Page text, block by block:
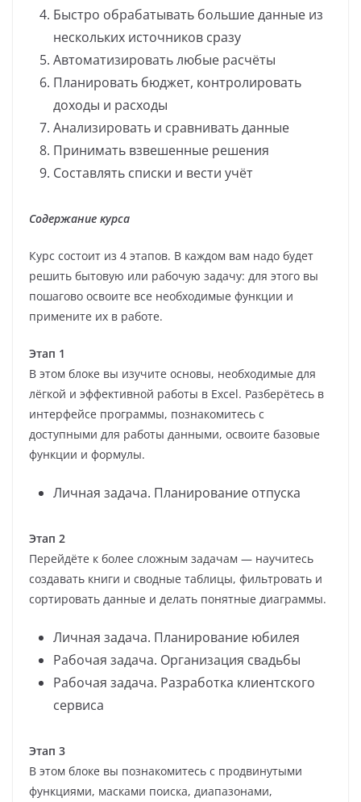
Быстро обрабатывать большие данные из
нескольких источников сразу
Автоматизировать любые расчёты
Планировать бюджет, контролировать
доходы и расходы
Анализировать и сравнивать данные
Принимать взвешенные решения
Составлять списки и вести учёт
Содержание курса
Курс состоит из 4 этапов. В каждом вам надо будет
решить бытовую или рабочую задачу: для этого вы
пошагово освоите все необходимые функции и
примените их в работе.
Этап 1
В этом блоке вы изучите основы, необходимые для
лёгкой и эффективной работы в Excel. Разберётесь в
интерфейсе программы, познакомитесь с
доступными для работы данными, освоите базовые
функции и формулы.
Личная задача. Планирование отпуска
Этап 2
Перейдёте к более сложным задачам — научитесь
создавать книги и сводные таблицы, фильтровать и
сортировать данные и делать понятные диаграммы.
Личная задача. Планирование юбилея
Рабочая задача. Организация свадьбы
Рабочая задача. Разработка клиентского
сервиса
Этап 3
В этом блоке вы познакомитесь с продвинутыми
функциями, масками поиска, диапазонами,